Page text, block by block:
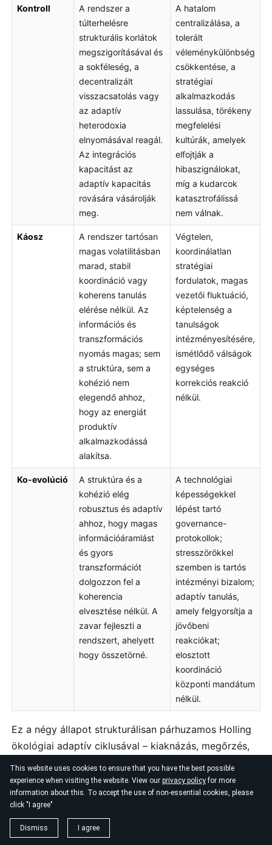
This website uses cookies to ensure that you have the best possible
experience when visiting the website. View our privacy policyfor more
information about this. To accept the use of non-essential cookies, please
click "I agree"
Dismiss I agree
Kontroll
A rendszer a
túlterhelésre
strukturális korlátok
megszigorításával és
a sokféleség, a
decentralizált
visszacsatolás vagy
az adaptív
heterodoxia
elnyomásával reagál.
Az integrációs
kapacitást az
adaptív kapacitás
rovására vásárolják
meg.
A hatalom
centralizálása, a
tolerált
véleménykülönbség
csökkentése, a
stratégiai
alkalmazkodás
lassulása, törékeny
megfelelési
kultúrák, amelyek
elfojtják a
hibaszignálokat,
míg a kudarcok
katasztrofálissá
nem válnak.
Káosz
A rendszer tartósan
magas volatilitásban
marad, stabil
koordináció vagy
koherens tanulás
elérése nélkül. Az
információs és
transzformációs
nyomás magas; sem
a struktúra, sem a
kohézió nem
elegendő ahhoz,
hogy az energiát
produktív
alkalmazkodássá
alakítsa.
Végtelen,
koordinálatlan
stratégiai
fordulatok, magas
vezetői fluktuáció,
képtelenség a
tanulságok
intézményesítésére,
ismétlődő válságok
egységes
korrekciós reakció
nélkül.
Ko-evolúció
A struktúra és a
kohézió elég
robusztus és adaptív
ahhoz, hogy magas
információáramlást
és gyors
transzformációt
dolgozzon fel a
koherencia
elvesztése nélkül. A
zavar fejleszti a
rendszert, ahelyett
hogy összetörné.
A technológiai
képességekkel
lépést tartó
governance-
protokollok;
stresszörökkel
szemben is tartós
intézményi bizalom;
adaptív tanulás,
amely felgyorsítja a
jövőbeni
reakciókat;
elosztott
koordináció
központi mandátum
nélkül.
Ez a négy állapot strukturálisan párhuzamos Holling
ökológiai adaptív ciklusával – kiaknázás, megőrzés,
felszabadulás és reorganizáció –, bár nem azonos
leképezések. Részben Ashby kibernetikai
keretrendszerét is magukban foglalják a szabályozási
kudarcra vonatkozóan. Amit az S-I-C-T-tipológia
hozzátesz, az az állapotátmeneteket hajtó erők